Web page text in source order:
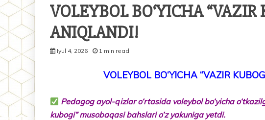
VOLEYBOL BO‘YICHA “VAZIR
ANIQLANDI!
Iyul 4, 2026 1 min read
VOLEYBOL BO‘YICHA “VAZIR
Pedagog ayol-qizlar o‘rtasida voleybol bo‘yicha
kubogi” musobaqasi bahslari o’z yakuniga yetdi.